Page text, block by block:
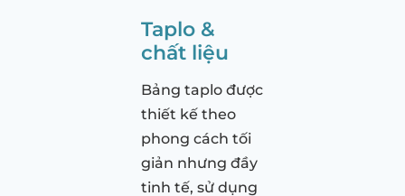
Taplo &
chất liệu
Bảng taplo được
thiết kế theo
phong cách tối
giản nhưng đầy
tinh tế, sử dụng